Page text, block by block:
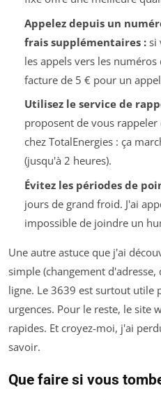
Appelez depuis un
frais supplémentaires :si
les appels vers les
facture de 5 € pour un
Utilisez le service de
proposent de vous rappeler
chez TotalEnergies : ça
(jusqu'à 2 heures).
Évitez les périodes de
jours de grand froid. J'ai
impossible de joindre un
Une autre astuce que j'ai
simple (changement
ligne. Le 3639 est surtout utile
urgences. Pour le reste, le site
rapides. Et croyez-moi, j'ai
savoir.
Que faire si vous